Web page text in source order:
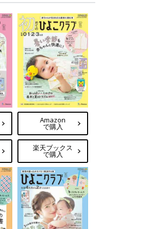
Amazon
で購入
楽天ブックス
で購入